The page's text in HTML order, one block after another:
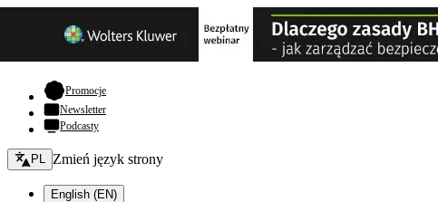
Promocje- otwiera się w nowej karcie
Newsletter
Podcasty
Zmień język - bieżący:
PL Zmień język strony
English (EN)